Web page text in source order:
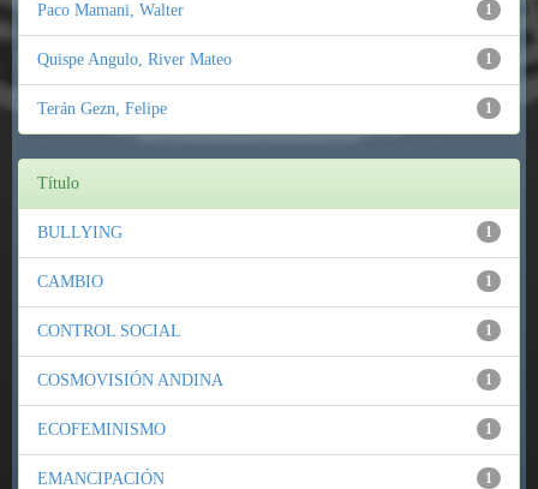
1
Paco Mamani, Walter
1
Quispe Angulo, River Mateo
1
Terán Gezn, Felipe
Título
1
BULLYING
1
CAMBIO
1
CONTROL SOCIAL
1
COSMOVISIÓN ANDINA
1
ECOFEMINISMO
1
EMANCIPACIÓN